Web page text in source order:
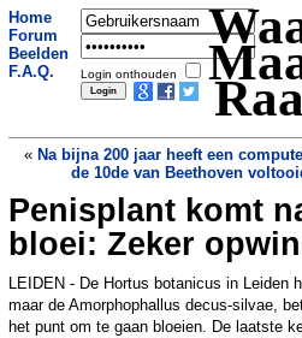
Home
Forum
Beelden
F.A.Q.
Login onthouden
« Na bijna 200 jaar heeft een
de 10de van Beethoven
Vlak
kussen
Penisplant komt
bloei: Zeker
LEIDEN - De Hortus botanicus in Leiden
maar de Amorphophallus decus-silvae,
het punt om te gaan bloeien. De laatste